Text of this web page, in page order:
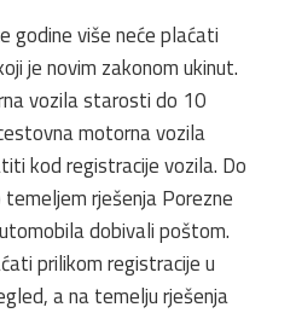
godine više neće plaćati
je novim zakonom ukinut.
vozila starosti do 10
motorna vozila
kod registracije vozila. Do
rješenja Porezne
dobivali poštom.
prilikom registracije u
a na temelju rješenja